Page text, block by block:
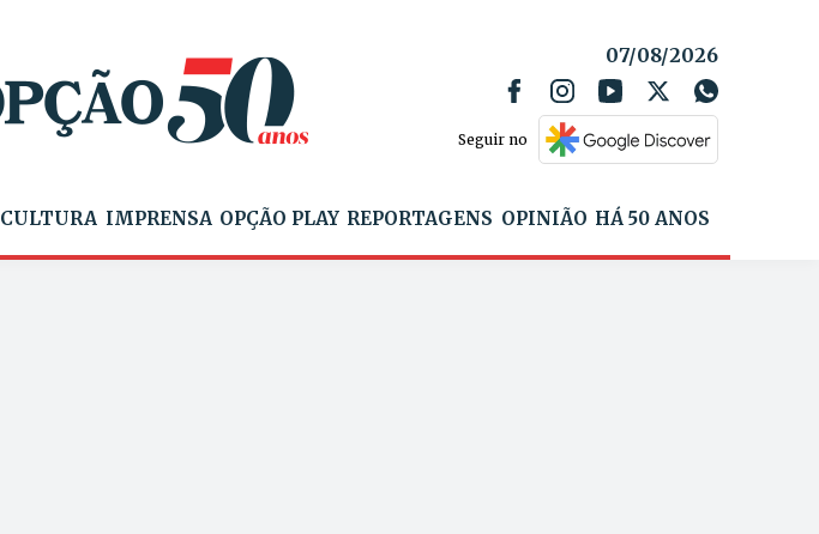
07/08/2026
Seguir no
CULTURA IMPRENSA OPÇÃO PLAY REPORTAGENS OPINIÃO HÁ 50 ANOS